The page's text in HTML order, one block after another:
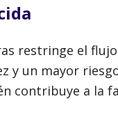
restringe el
y un mayor
contribuye a la